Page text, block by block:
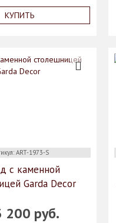
КУПИТЬ
ART-1973-S
с каменной
Garda Decor
200 руб.